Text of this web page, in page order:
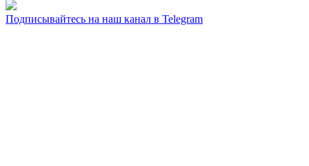
Подписывайтесь на наш канал в Telegram